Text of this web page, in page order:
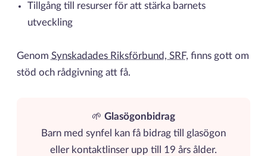
Tillgång till resurser för att stärka barnets
utveckling
Genom Synskadades Riksförbund, SRF, finns gott om
stöd och rådgivning att få.
🌱 Glasögonbidrag
Barn med synfel kan få bidrag till glasögon
eller kontaktlinser upp till 19 års ålder.